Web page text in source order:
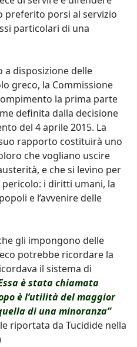
preferito porsi al servizio
particolari di una
disposizione delle
greco, la Commissione
la prima parte
definita dalla decisione
del 4 aprile 2015. La
rapporto costituirà uno
che vogliano uscire
e che si levino per
i diritti umani, la
e l’avvenire delle
gli impongono delle
potrebbe ricordare la
il sistema di
è stata chiamata
è l’utilità del maggior
di una minoranza”
riportata da Tucidide nella